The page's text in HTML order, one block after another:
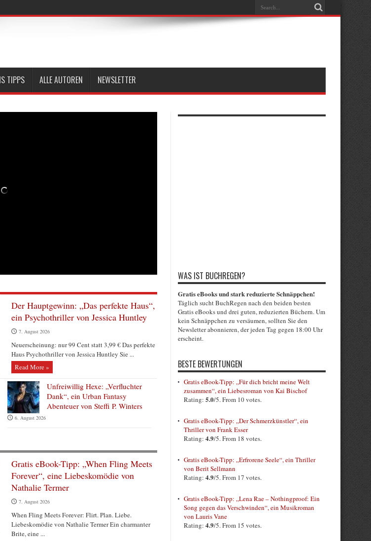
TIPPS ALLE AUTOREN NEWSLETTER
Der Hauptgewinn: „Das perfekte Haus“,
ein Psychothriller von Jessica Huntley
7. August 2026
Neuerscheinung: nur 99 Cent statt 3,99 € Das perfekte
Haus Psychothriller von Jessica Huntley Sie ...
Read More »
Unfreiwillig Hexe: „Verfluchter
Dank“, ein Urban Fantasy
Abenteuer von Steffi P. Winters
6. August 2026
Gratis eBook-Tipp: „When Fling Meets
Forever“, eine Liebeskomödie von
Nathalie Termer
7. August 2026
When Fling Meets Forever: Flirt. Plan. Liebe.
Liebeskomödie von Nathalie Termer Ein charmanter
Brite, eine ...
WAS IST BUCHREGEN?
Gratis eBooks und stark reduzierte Schnäppchen!
Täglich sucht BuchRegen nach den beiden besten
Gratis eBooks und drei guten, reduzierten Büchern. Um
kein Schnäppchen zu versäumen, sollten Sie den
Newsletter abonnieren, der jeden Tag gegen 18:00 Uhr
erscheint.
BESTE BEWERTUNGEN
Gratis eBook-Tipp: „Für dich bricht meine Welt
zusammen“, ein Liebesroman von Kai Bischof
Rating: 5.0/5. From 10 votes.
Gratis eBook-Tipp: „Der Schmerzkünstler“, ein
Thriller von Frank Esser
Rating: 4.9/5. From 18 votes.
Gratis eBook-Tipp: „Erfrorene Seele“, ein Thriller
von Berit Sellmann
Rating: 4.9/5. From 17 votes.
Gratis eBook-Tipp: „Lena Rae – Nothingproof: Ein
Song gegen das Verschwinden“, ein Musikroman
von Lauris Vane
Rating: 4.9/5. From 15 votes.